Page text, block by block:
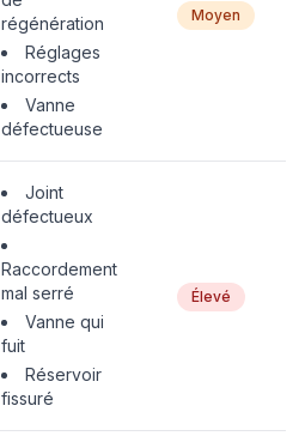
régénération
Réglages
incorrects
Vanne
défectueuse
Moyen
Joint
défectueux
Raccordement
mal serré
Vanne qui
fuit
Réservoir
fissuré
Élevé